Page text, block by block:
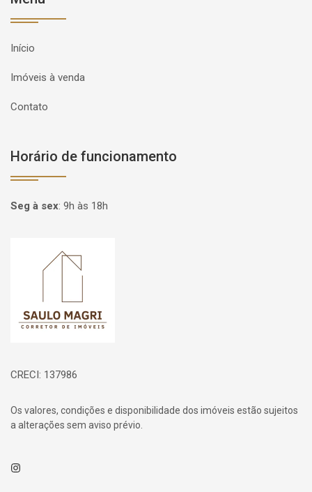
Início
Imóveis à venda
Contato
Horário de funcionamento
Seg à sex: 9h às 18h
Página inicial
CRECI: 137986
Os valores, condições e disponibilidade dos imóveis estão sujeitos
a alterações sem aviso prévio.
Instagram